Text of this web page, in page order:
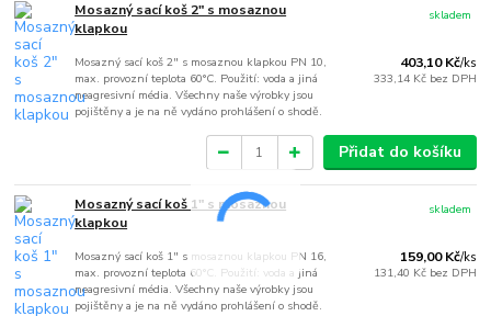
Mosazný sací koš 2" s mosaznou
klapkou
Mosazný sací koš 2" s mosaznou klapkou PN 10,
max. provozní teplota 60°C. Použití: voda a jiná
neagresivní média. Všechny naše výrobky jsou
pojištěny a je na ně vydáno prohlášení o shodě.
403,10 Kč/ks
333,14 Kč bez DPH
skladem
Přidat do košíku
Mosazný sací koš 1" s mosaznou
klapkou
Mosazný sací koš 1" s mosaznou klapkou PN 16,
max. provozní teplota 60°C. Použití: voda a jiná
neagresivní média. Všechny naše výrobky jsou
pojištěny a je na ně vydáno prohlášení o shodě.
159,00 Kč/ks
131,40 Kč bez DPH
skladem